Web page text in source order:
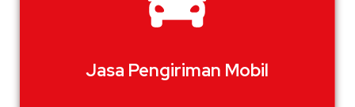
Jasa Pengiriman Mobil